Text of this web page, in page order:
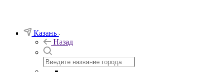
Казань
Назад